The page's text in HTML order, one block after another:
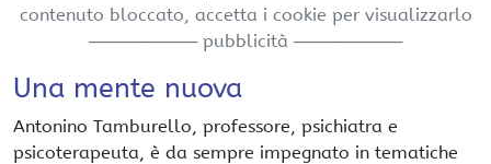
contenuto bloccato, accetta i cookie per visualizzarlo
───────── pubblicità ─────────
Una mente nuova
Antonino Tamburello, professore, psichiatra e
psicoterapeuta, è da sempre impegnato in tematiche